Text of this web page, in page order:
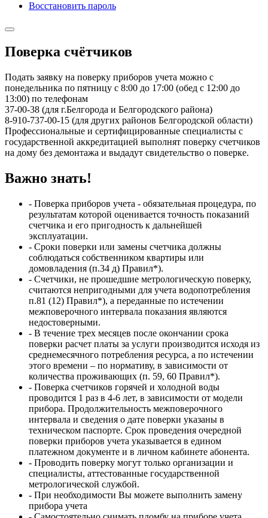
Восстановить пароль
Поверка счётчиков
Подать заявку на поверку приборов учета можно с
понедельника по пятницу с 8:00 до 17:00 (обед с 12:00 до
13:00) по телефонам
37-00-38 (для г.Белгорода и Белгородского района)
8-910-737-00-15 (для других районов Белгородской области)
Профессиональные и сертифицированные специалисты с
государственной аккредитацией выполнят поверку счетчиков
на дому без демонтажа и выдадут свидетельство о поверке.
Важно знать!
- Поверка приборов учета - обязательная процедура, по
результатам которой оценивается точность показаний
счетчика и его пригодность к дальнейшей
эксплуатации.
- Сроки поверки или замены счетчика должны
соблюдаться собственником квартиры или
домовладения (п.34 д) Правил*).
- Счетчики, не прошедшие метрологическую поверку,
считаются непригодными для учета водопотребления
п.81 (12) Правил*), а переданные по истечении
межповерочного интервала показания являются
недостоверными.
- В течение трех месяцев после окончании срока
поверки расчет платы за услуги производится исходя из
среднемесячного потребления ресурса, а по истечении
этого времени – по нормативу, в зависимости от
количества проживающих (п. 59, 60 Правил*).
- Поверка счетчиков горячей и холодной воды
проводится 1 раз в 4-6 лет, в зависимости от модели
прибора. Продолжительность межповерочного
интервала и сведения о дате поверки указаны в
техническом паспорте. Срок проведения очередной
поверки приборов учета указывается в едином
платежном документе и в личном кабинете абонента.
- Проводить поверку могут только организации и
специалисты, аттестованные государственной
метрологической службой.
- При необходимости Вы можете выполнить замену
прибора учета